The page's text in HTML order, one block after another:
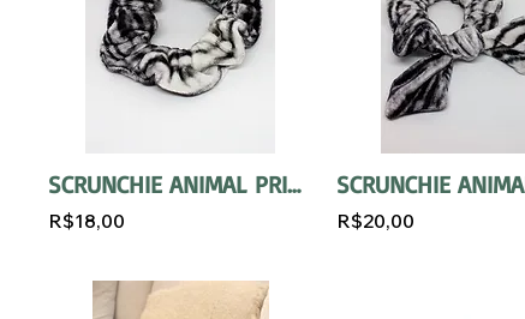
SCRUNCHIE ANIMAL PRINT
R$18,00 R$20,00